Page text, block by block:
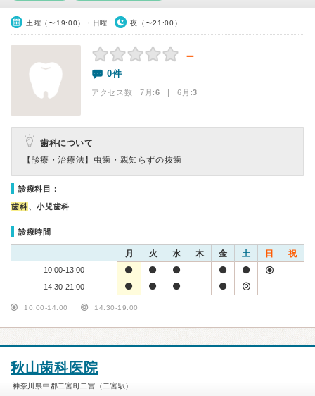
土曜（〜19:00）・日曜 夜（〜21:00）
－
0件
アクセス数 7月:6 | 6月:3
歯科について
【診療・治療法】 虫歯・親知らずの抜歯
診療科目：
歯科、小児歯科
診療時間
月 火 水 木 金 土 日 祝
10:00-13:00
14:30-21:00
10:00-14:00 14:30-19:00
秋山歯科医院
神奈川県中郡二宮町二宮（二宮駅）